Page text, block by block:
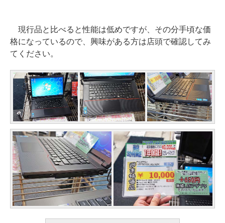
現行品と比べると性能は低めですが、その分手頃な価
格になっているので、興味がある方は店頭で確認してみ
てください。